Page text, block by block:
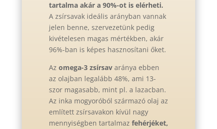
tartalma akár a 90%-ot is elérheti.
A zsírsavak ideális arányban vannak
jelen benne, szervezetünk pedig
kivételesen magas mértékben, akár
96%-ban is képes hasznosítani őket.
Az omega-3 zsírsavaránya ebben
az olajban legalább 48%, ami 13-
szor magasabb, mint pl. a lazacban.
Az inka mogyoróból származó olaj az
említett zsírsavakon kívül nagy
mennyiségben tartalmaz fehérjéket,